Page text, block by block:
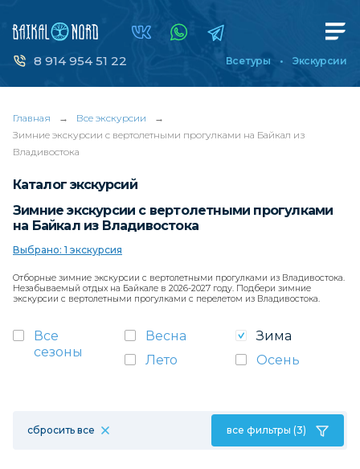
8 914 954 51 22 Все туры Экскурсии
Главная → Все экскурсии
→
Зимние экскурсии с вертолетными прогулками на Байкал из
Владивостока
Каталог экскурсий
Зимние экскурсии с вертолетными прогулками
на Байкал из Владивостока
Выбрано: 1 экскурсия
Отборные зимние экскурсии с вертолетными прогулками из Владивостока.
Незабываемый отдых на Байкале в 2026-2027 году. Подбери зимние
экскурсии с вертолетными прогулками с перелетом из Владивостока.
Все
сезоны
Весна
Зима
Лето
Осень
сбросить все все фильтры (3)